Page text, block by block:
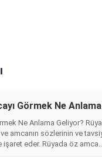
Görmek Ne
Ne Anlama Geliyor?
amcanın sözlerinin ve
eder. Rüyada öz